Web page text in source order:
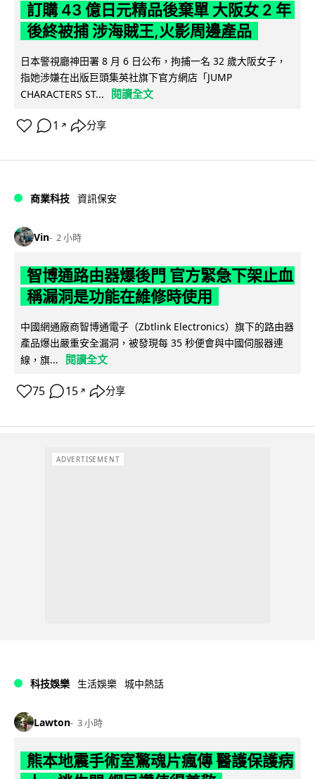
訂購 43 億日元精品後棄單 大阪女 2 年
後終被捕 涉海賊王,火影周邊產品
日本警視廳神田署 8 月 6 日公布，拘捕一名 32 歲大阪女子，
指她涉嫌在出版巨頭集英社旗下官方網店「JUMP
CHARACTERS ST...
閱讀全文
1 ↗ 分享
商業科技 資訊保安
Vin 2 小時
智博通路由器爆後門 官方緊急下架止血
稱漏洞是功能在維修時使用
中國網通廠商智博通電子（Zbtlink Electronics）旗下的路由器
產品爆出嚴重安全漏洞，被發現每 35 秒便會與中國伺服器連
線，旗...
閱讀全文
75 15 ↗ 分享
ADVERTISEMENT
科技娛樂 生活娛樂 城中熱話
Lawton 3 小時
熊本地震手術室驚魂片瘋傳 醫護保護病